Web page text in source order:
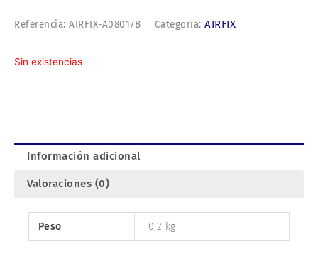
Referencia: AIRFIX-A08017B Categoría: AIRFIX
Sin existencias
Información adicional
Valoraciones (0)
Peso 0,2 kg